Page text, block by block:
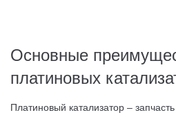
Основные
платиновых
Платиновый катализатор –